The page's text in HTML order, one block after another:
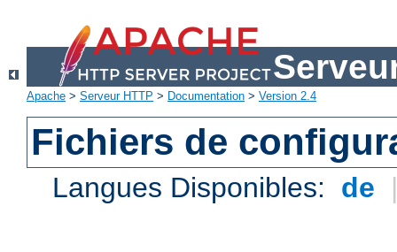
Apache > Serveur HTTP > Documentation > Version 2.4
Fichiers de
Langues Disponibles: de